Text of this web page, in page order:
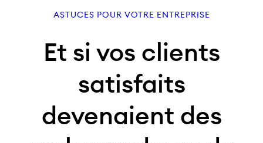
ASTUCES POUR VOTRE ENTREPRISE
Et si vos clients
satisfaits
devenaient des